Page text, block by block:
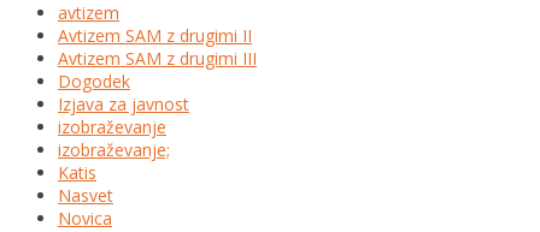
avtizem
Avtizem SAM z drugimi II
Avtizem SAM z drugimi III
Dogodek
Izjava za javnost
izobraževanje
izobraževanje;
Katis
Nasvet
Novica